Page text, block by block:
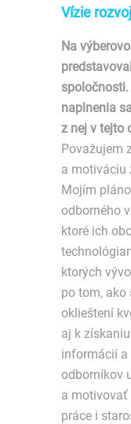
Vízie
Na
naplnenia
z nej v tejto
Považujem
a motiváciu
Mojím
odborného
ktoré ich
ktorých
po tom, ako
oklieštení
aj k
informácií a
odborníkov
a motivovať
práce i